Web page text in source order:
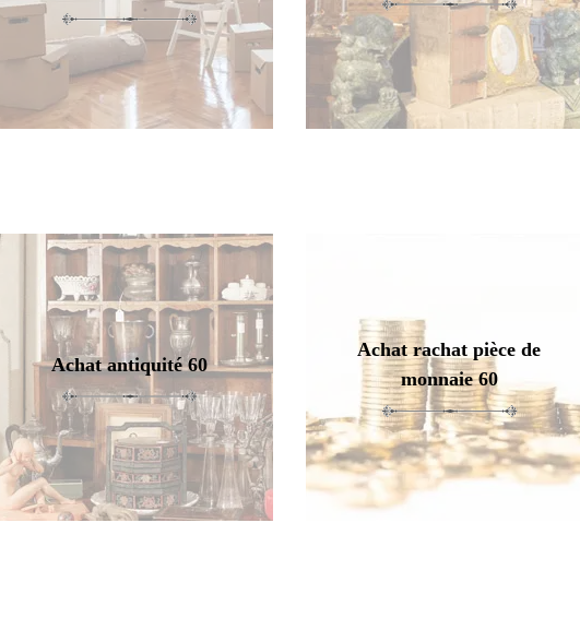
Achat antiquité 60
Achat rachat pièce de
monnaie 60